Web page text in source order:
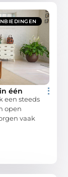
één
een steeds
open
vaak